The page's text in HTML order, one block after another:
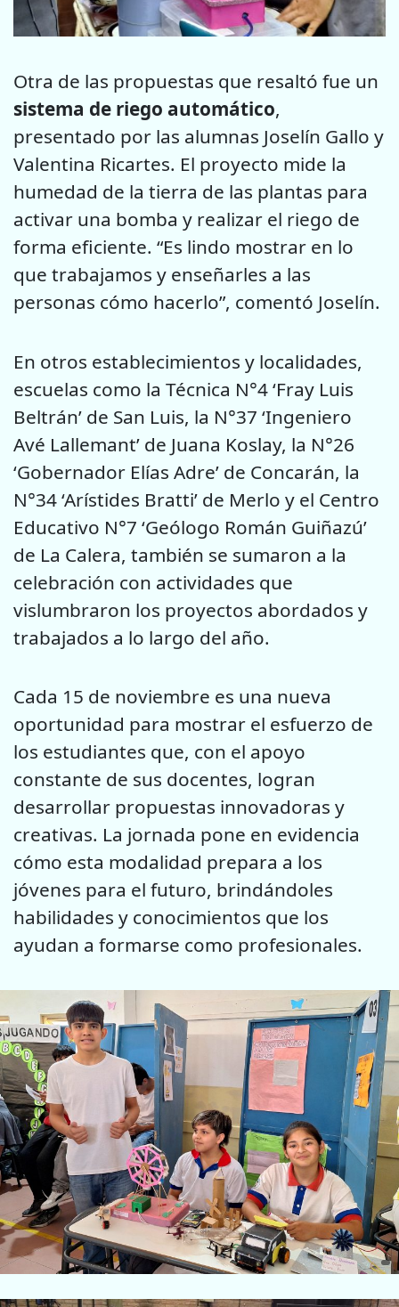
Otra de las propuestas que resaltó fue un
sistema de riego automático,
presentado por las alumnas Joselín Gallo y
Valentina Ricartes. El proyecto mide la
humedad de la tierra de las plantas para
activar una bomba y realizar el riego de
forma eficiente. “Es lindo mostrar en lo
que trabajamos y enseñarles a las
personas cómo hacerlo”, comentó Joselín.
En otros establecimientos y localidades,
escuelas como la Técnica N°4 ‘Fray Luis
Beltrán’ de San Luis, la N°37 ‘Ingeniero
Avé Lallemant’ de Juana Koslay, la N°26
‘Gobernador Elías Adre’ de Concarán, la
N°34 ‘Arístides Bratti’ de Merlo y el Centro
Educativo N°7 ‘Geólogo Román Guiñazú’
de La Calera, también se sumaron a la
celebración con actividades que
vislumbraron los proyectos abordados y
trabajados a lo largo del año.
Cada 15 de noviembre es una nueva
oportunidad para mostrar el esfuerzo de
los estudiantes que, con el apoyo
constante de sus docentes, logran
desarrollar propuestas innovadoras y
creativas. La jornada pone en evidencia
cómo esta modalidad prepara a los
jóvenes para el futuro, brindándoles
habilidades y conocimientos que los
ayudan a formarse como profesionales.